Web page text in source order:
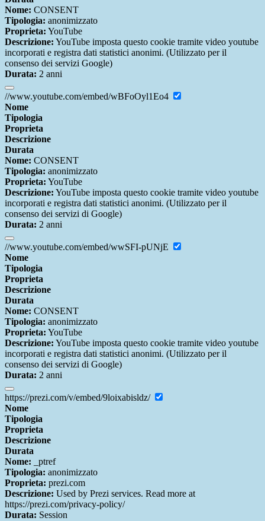
Nome: CONSENT
Tipologia: anonimizzato
Proprieta: YouTube
Descrizione: YouTube imposta questo cookie tramite video youtube
incorporati e registra dati statistici anonimi. (Utilizzato per il
consenso dei servizi Google)
Durata: 2 anni
//www.youtube.com/embed/wBFoOyl1Eo4
Nome
Tipologia
Proprieta
Descrizione
Durata
Nome: CONSENT
Tipologia: anonimizzato
Proprieta: YouTube
Descrizione: YouTube imposta questo cookie tramite video youtube
incorporati e registra dati statistici anonimi. (Utilizzato per il
consenso dei servizi di Google)
Durata: 2 anni
//www.youtube.com/embed/wwSFI-pUNjE
Nome
Tipologia
Proprieta
Descrizione
Durata
Nome: CONSENT
Tipologia: anonimizzato
Proprieta: YouTube
Descrizione: YouTube imposta questo cookie tramite video youtube
incorporati e registra dati statistici anonimi. (Utilizzato per il
consenso dei servizi di Google)
Durata: 2 anni
https://prezi.com/v/embed/9loixabisldz/
Nome
Tipologia
Proprieta
Descrizione
Durata
Nome: _ptref
Tipologia: anonimizzato
Proprieta: prezi.com
Descrizione: Used by Prezi services. Read more at
https://prezi.com/privacy-policy/
Durata: Session